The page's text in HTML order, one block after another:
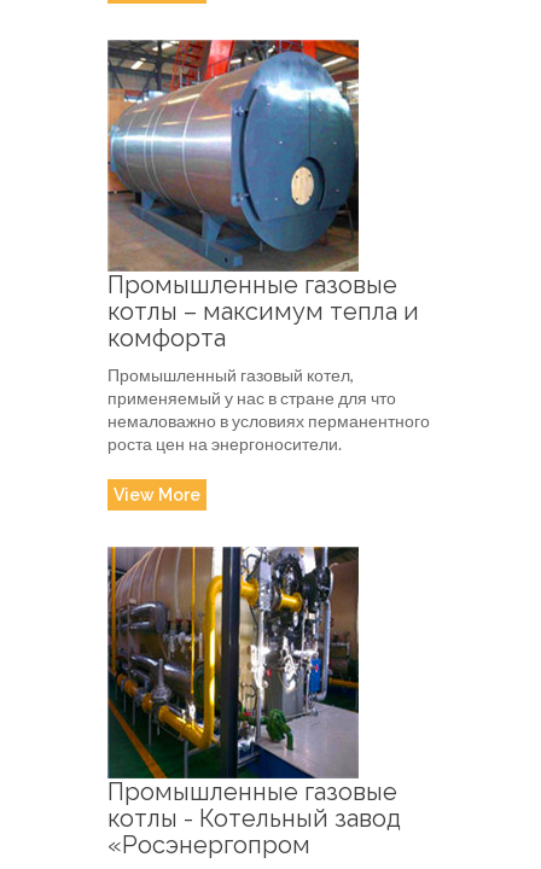
Промышленные газовые
котлы – максимум тепла и
комфорта
Промышленный газовый котел,
применяемый у нас в стране для что
немаловажно в условиях перманентного
роста цен на энергоносители.
View More
Промышленные газовые
котлы - Котельный завод
«Росэнергопром